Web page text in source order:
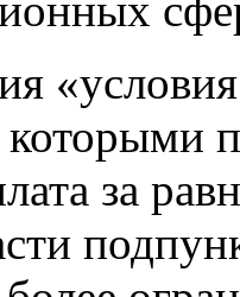
которыми
за